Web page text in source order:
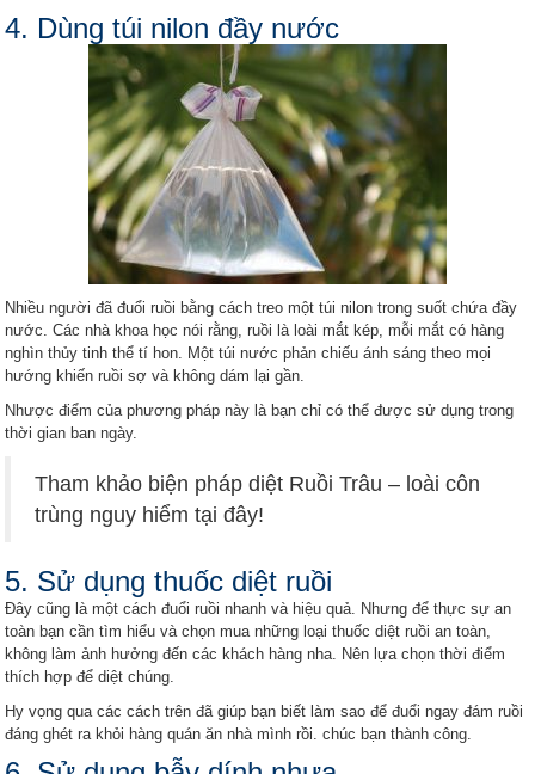
4. Dùng túi nilon đầy nước
Nhiều người đã đuổi ruồi bằng cách treo một túi nilon trong suốt chứa đầy
nước. Các nhà khoa học nói rằng, ruồi là loài mắt kép, mỗi mắt có hàng
nghìn thủy tinh thể tí hon. Một túi nước phản chiếu ánh sáng theo mọi
hướng khiến ruồi sợ và không dám lại gần.
Nhược điểm của phương pháp này là bạn chỉ có thể được sử dụng trong
thời gian ban ngày.
Tham khảo biện pháp diệt Ruồi Trâu – loài côn
trùng nguy hiểm tại đây!
5. Sử dụng thuốc diệt ruồi
Đây cũng là một cách đuổi ruồi nhanh và hiệu quả. Nhưng để thực sự an
toàn bạn cần tìm hiểu và chọn mua những loại thuốc diệt ruồi an toàn,
không làm ảnh hưởng đến các khách hàng nha. Nên lựa chọn thời điểm
thích hợp để diệt chúng.
Hy vọng qua các cách trên đã giúp bạn biết làm sao để đuổi ngay đám ruồi
đáng ghét ra khỏi hàng quán ăn nhà mình rồi. chúc bạn thành công.